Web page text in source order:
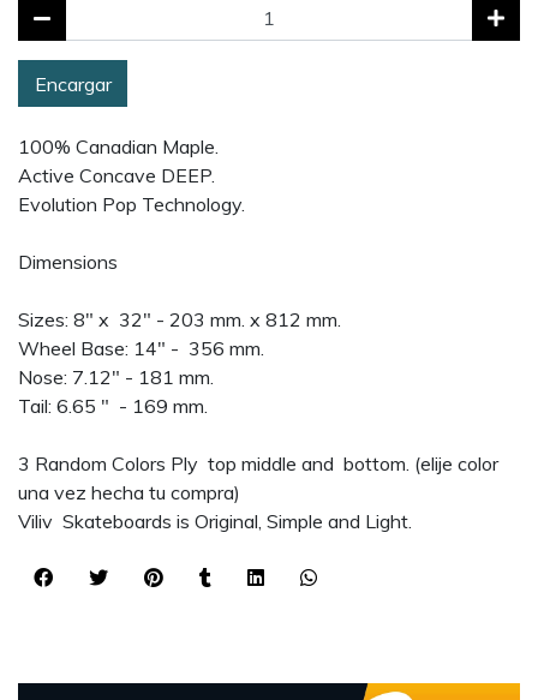
Encargar
100% Canadian Maple.
Active Concave DEEP.
Evolution Pop Technology.
Dimensions
Sizes: 8" x 32" - 203 mm. x 812 mm.
Wheel Base: 14" - 356 mm.
Nose: 7.12" - 181 mm.
Tail: 6.65 " - 169 mm.
3 Random Colors Ply top middle and bottom. (elije color
una vez hecha tu compra)
Viliv Skateboards is Original, Simple and Light.